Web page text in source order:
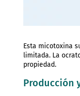
Esta micotoxina
limitada. La
propiedad.
Producción